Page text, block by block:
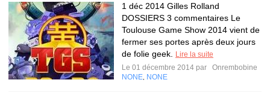
1 déc 2014 Gilles Rolland
DOSSIERS 3 commentaires Le
Toulouse Game Show 2014 vient de
fermer ses portes après deux jours
de folie geek.
Lire la suite
Le 01 décembre 2014 par
Onrembobine
NONE NONE